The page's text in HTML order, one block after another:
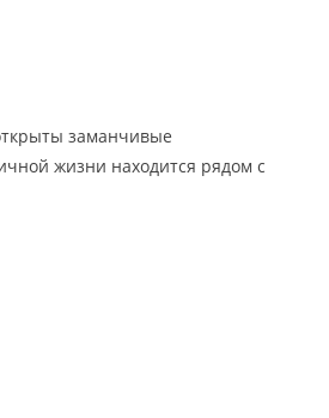
заманчивые
жизни находится рядом с